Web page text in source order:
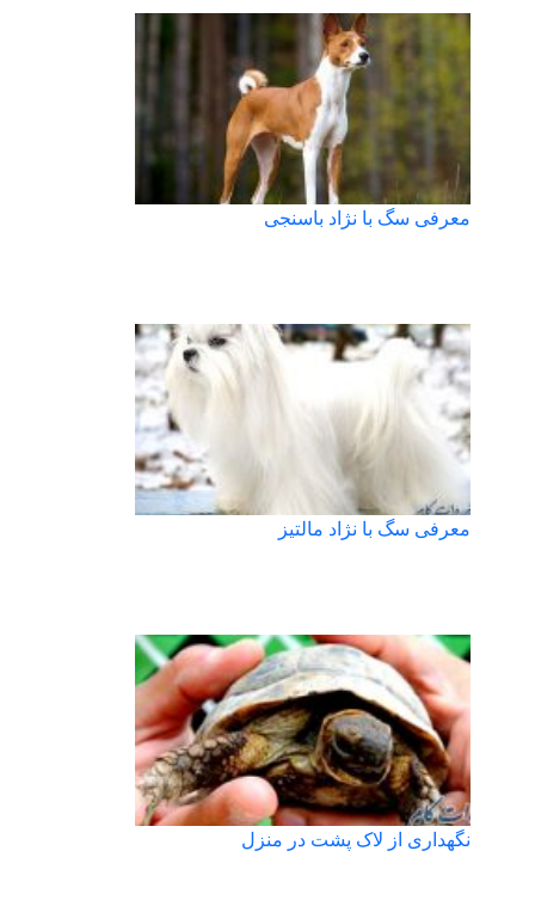
معرفی سگ با نژاد باسنجی
معرفی سگ با نژاد مالتیز
نگهداری از لاک پشت در منزل